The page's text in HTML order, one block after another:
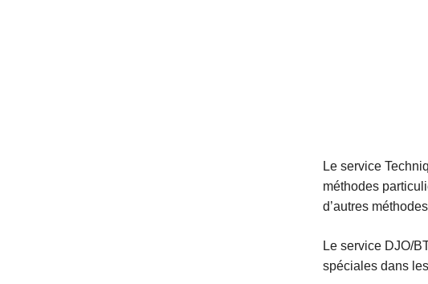
Le service
méthodes
d’autres
Le service DJO/
spéciales dans